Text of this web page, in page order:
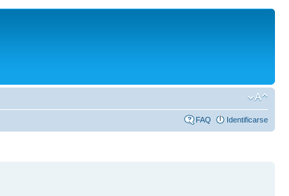
FAQ Identificarse